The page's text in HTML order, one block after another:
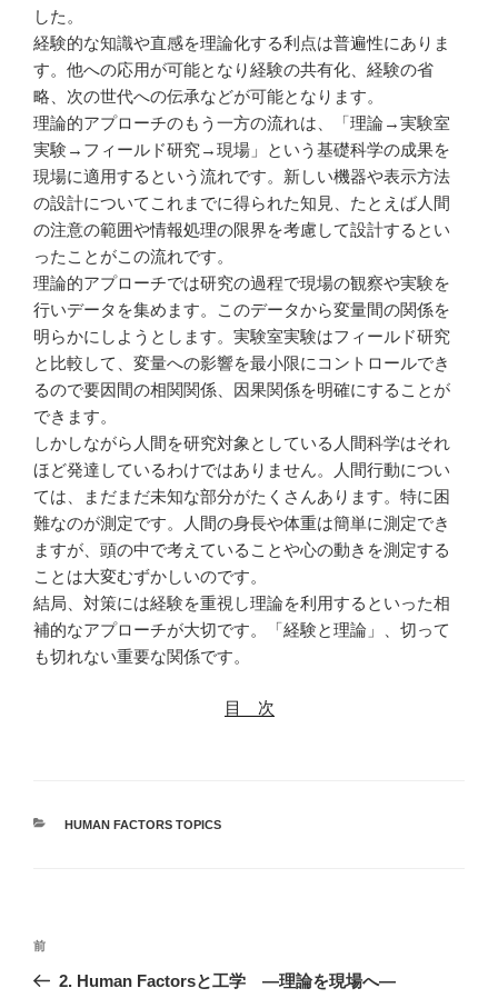
した。
経験的な知識や直感を理論化する利点は普遍性にありま
す。他への応用が可能となり経験の共有化、経験の省
略、次の世代への伝承などが可能となります。
理論的アプローチのもう一方の流れは、「理論→実験室
実験→フィールド研究→現場」という基礎科学の成果を
現場に適用するという流れです。新しい機器や表示方法
の設計についてこれまでに得られた知見、たとえば人間
の注意の範囲や情報処理の限界を考慮して設計するとい
ったことがこの流れです。
理論的アプローチでは研究の過程で現場の観察や実験を
行いデータを集めます。このデータから変量間の関係を
明らかにしようとします。実験室実験はフィールド研究
と比較して、変量への影響を最小限にコントロールでき
るので要因間の相関関係、因果関係を明確にすることが
できます。
しかしながら人間を研究対象としている人間科学はそれ
ほど発達しているわけではありません。人間行動につい
ては、まだまだ未知な部分がたくさんあります。特に困
難なのが測定です。人間の身長や体重は簡単に測定でき
ますが、頭の中で考えていることや心の動きを測定する
ことは大変むずかしいのです。
結局、対策には経験を重視し理論を利用するといった相
補的なアプローチが大切です。「経験と理論」、切って
も切れない重要な関係です。
目 次
カ
HUMAN FACTORS TOPICS
投
前
の
前
2. Human Factorsと工学 ―理論を現場へ―